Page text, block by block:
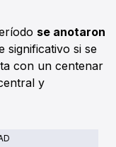
se anotaron
significativo si se
con un centenar
y